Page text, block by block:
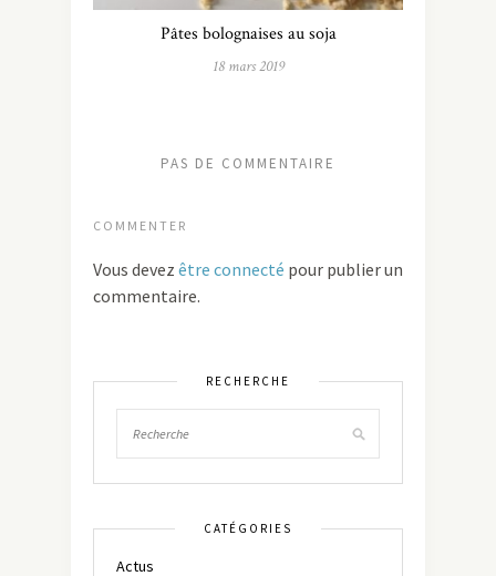
Pâtes bolognaises au soja
18 mars 2019
PAS DE COMMENTAIRE
COMMENTER
Vous devez être connecté pour publier un
commentaire.
RECHERCHE
CATÉGORIES
Actus